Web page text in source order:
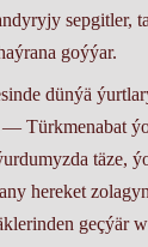
sepgitler,
goýýar.
dünýä
— Türkmenabat
hereket
geçýär